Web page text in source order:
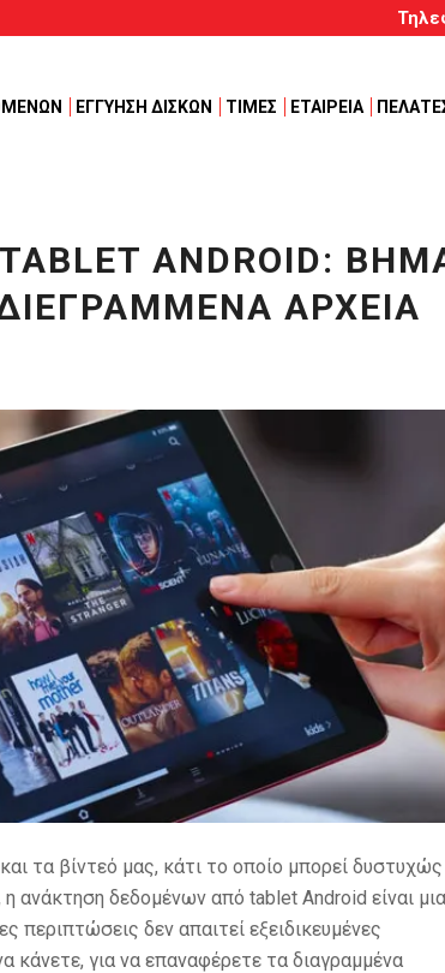
ΕΓΓΥΗΣΗ ΔΙΣΚΩΝ ΤΙΜΕΣ ΕΤΑΙΡΕΙΑ
ANDROID:
ΑΡΧΕΊΑ
τα βίντεό μας, κάτι το οποίο μπορεί δυστυχώς
ανάκτηση δεδομένων από tablet Android είναι μια
περιπτώσεις δεν απαιτεί εξειδικευμένες
κάνετε, για να επαναφέρετε τα διαγραμμένα